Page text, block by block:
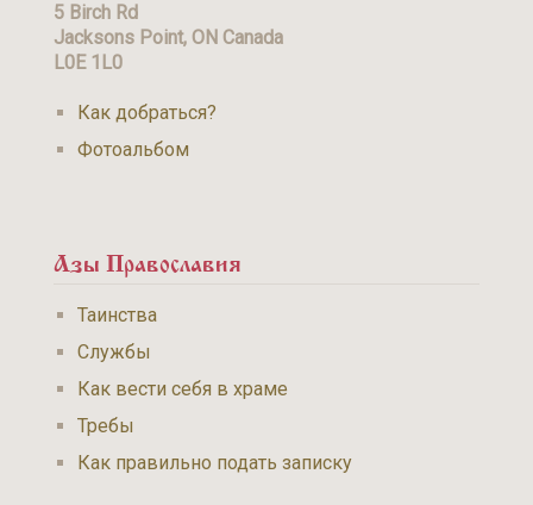
5 Birch Rd
Jacksons Point, ON Canada
L0E 1L0
Как добраться?
Фотоальбом
Азы Православия
Таинства
Службы
Как вести себя в храме
Требы
Как правильно подать записку